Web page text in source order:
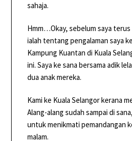
sahaja.
Hmm…Okay, sebelum saya
ialah tentang pengalaman saya
Kampung Kuantan di Kuala
ini. Saya ke sana bersama adik
dua anak mereka.
Kami ke Kuala Selangor kerana
Alang-alang sudah sampai di
untuk menikmati pemandangan
malam.